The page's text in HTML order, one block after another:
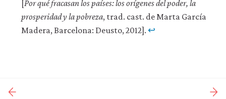
[Por qué fracasan los países: los orígenes del poder, la
prosperidad y la pobreza, trad. cast. de Marta García
Madera, Barcelona: Deusto, 2012]. ↩